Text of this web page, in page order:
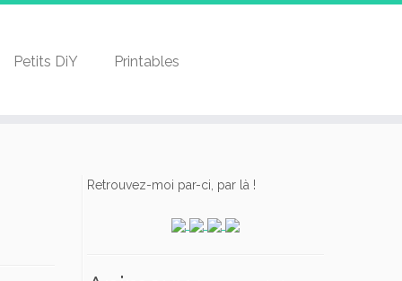
Petits DiY
Printables
Retrouvez-moi par-ci, par là !